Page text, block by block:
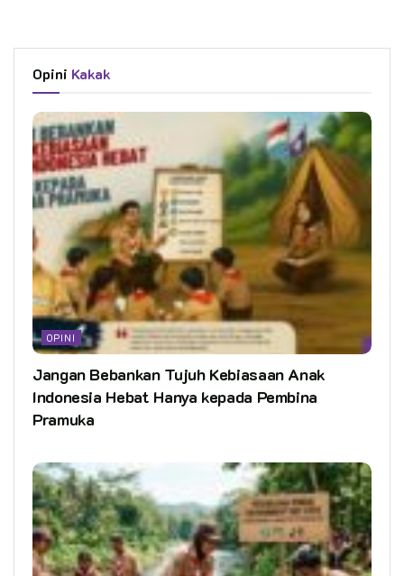
Opini Kakak
OPINI
Jangan Bebankan Tujuh Kebiasaan Anak
Indonesia Hebat Hanya kepada Pembina
Pramuka